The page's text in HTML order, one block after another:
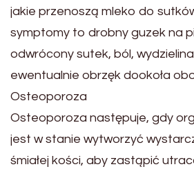
jakie przenoszą mleko do
symptomy to drobny guzek na
odwrócony sutek, ból, wydzielina
ewentualnie obrzęk dookoła
Osteoporoza
Osteoporoza następuje, gdy
jest w stanie wytworzyć
śmiałej kości, aby zastąpić